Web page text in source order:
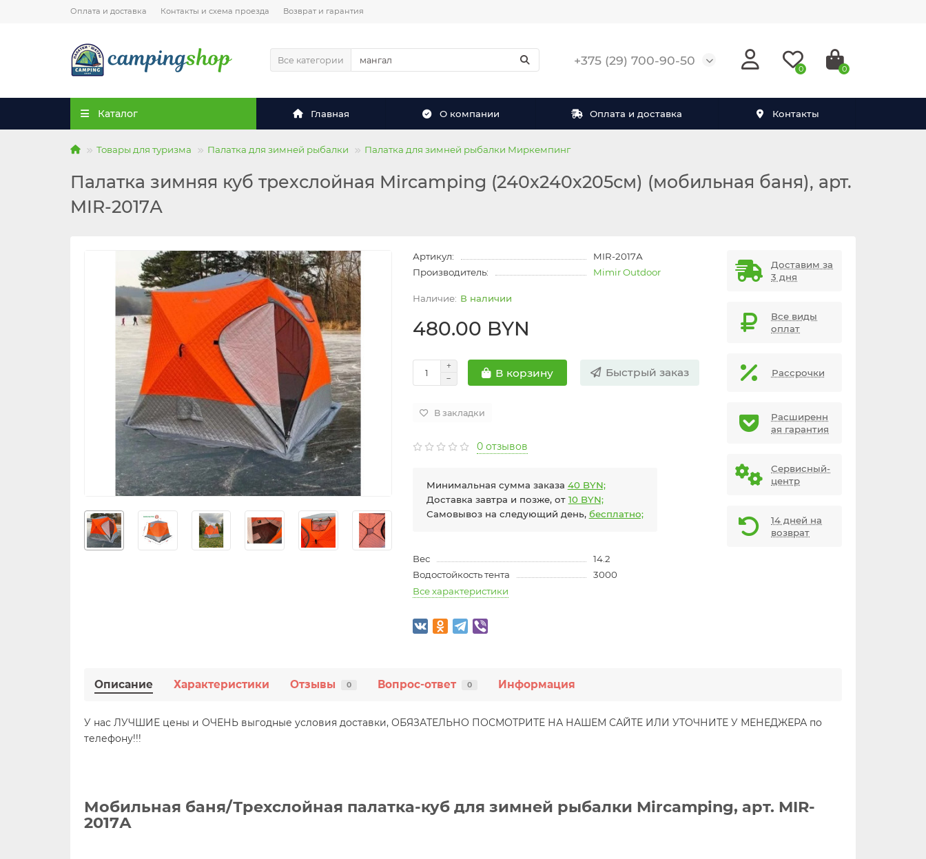
Оплата и доставка Контакты и схема проезда Возврат и гарантия
Все категории +375 (29) 700-90-50
0 0
Каталог Главная О компании Оплата и доставка Контакты
Товары для туризма Палатка для зимней рыбалки Палатка для зимней рыбалки Миркемпинг
Палатка зимняя куб трехслойная Mircamping (240х240х205см) (мобильная баня), арт.
MIR-2017А
Артикул:
MIR-2017А
Производитель:
Mimir Outdoor
В наличии
480.00 BYN
В корзину Быстрый заказ
В закладки
0 отзывов
Минимальная сумма заказа 40 BYN;
Доставка завтра и позже, от 10 BYN;
Самовывоз на следующий день, бесплатно;
Вес
14.2
Водостойкость тента
3000
Все характеристики
Доставим за
3 дня
Все виды
оплат
Рассрочки
Расширенн
ая гарантия
Сервисный-
центр
14 дней на
возврат
Описание Характеристики Отзывы 0 Вопрос-ответ 0 Информация
У нас ЛУЧШИЕ цены и ОЧЕНЬ выгодные условия доставки, ОБЯЗАТЕЛЬНО ПОСМОТРИТЕ НА НАШЕМ САЙТЕ ИЛИ УТОЧНИТЕ У МЕНЕДЖЕРА по
телефону!!!
Мобильная баня/Трехслойная палатка-куб для зимней рыбалки Mircamping, арт. MIR-
2017А